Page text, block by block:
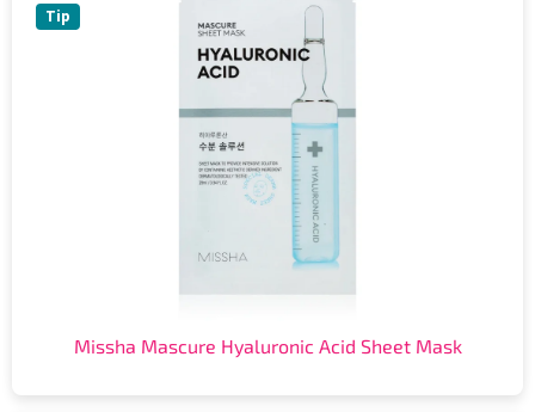
Tip
Missha Mascure Hyaluronic Acid Sheet Mask